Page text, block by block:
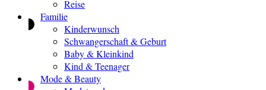
Reise
Familie
Kinderwunsch
Schwangerschaft & Geburt
Baby & Kleinkind
Kind & Teenager
Mode & Beauty